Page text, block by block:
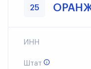
25
ИНН
Штат